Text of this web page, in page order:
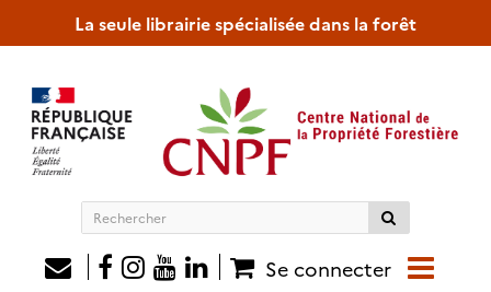
La seule librairie spécialisée dans la forêt
Rechercher
siteSe connecter